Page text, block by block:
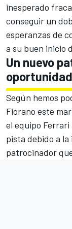
inesperado
conseguir un
esperanzas de
a su buen inicio
Un nuevo
Según hemos
Fiorano este
el equipo Ferrari
pista debido a
patrocinador